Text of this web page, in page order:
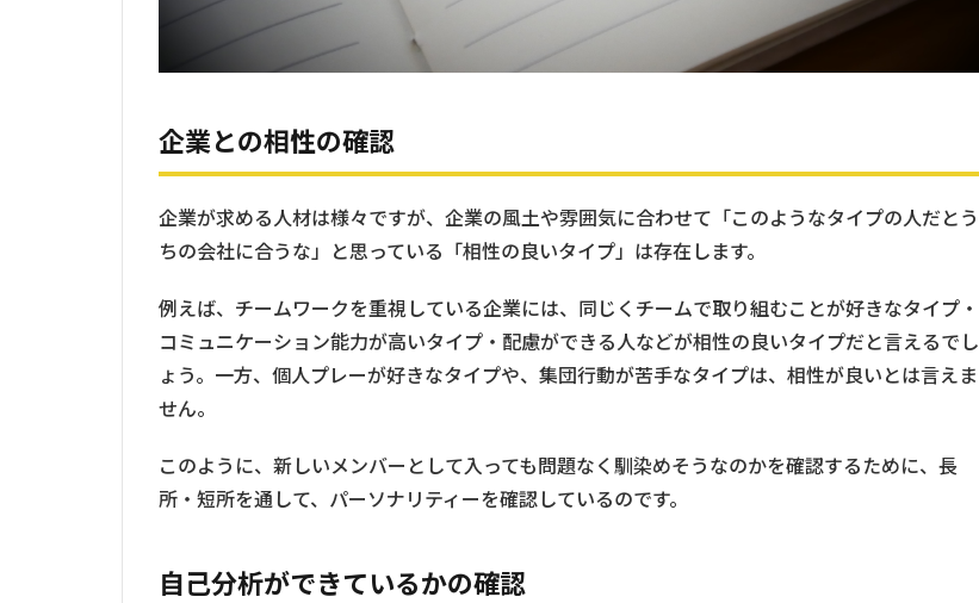
企業との相性の確認
企業が求める人材は様々ですが、企業の風土や雰囲気に合わせて「このようなタイプの人だとう
ちの会社に合うな」と思っている「相性の良いタイプ」は存在します。
例えば、チームワークを重視している企業には、同じくチームで取り組むことが好きなタイプ・
コミュニケーション能力が高いタイプ・配慮ができる人などが相性の良いタイプだと言えるでし
ょう。一方、個人プレーが好きなタイプや、集団行動が苦手なタイプは、相性が良いとは言えま
せん。
このように、新しいメンバーとして入っても問題なく馴染めそうなのかを確認するために、長
所・短所を通して、パーソナリティーを確認しているのです。
自己分析ができているかの確認